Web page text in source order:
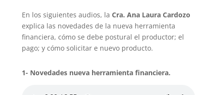
En los siguientes audios, la Cra. Ana Laura Cardozo
explica las novedades de la nueva herramienta
financiera, cómo se debe postural el productor; el
pago; y cómo solicitar e nuevo producto.
1- Novedades nueva herramienta financiera.